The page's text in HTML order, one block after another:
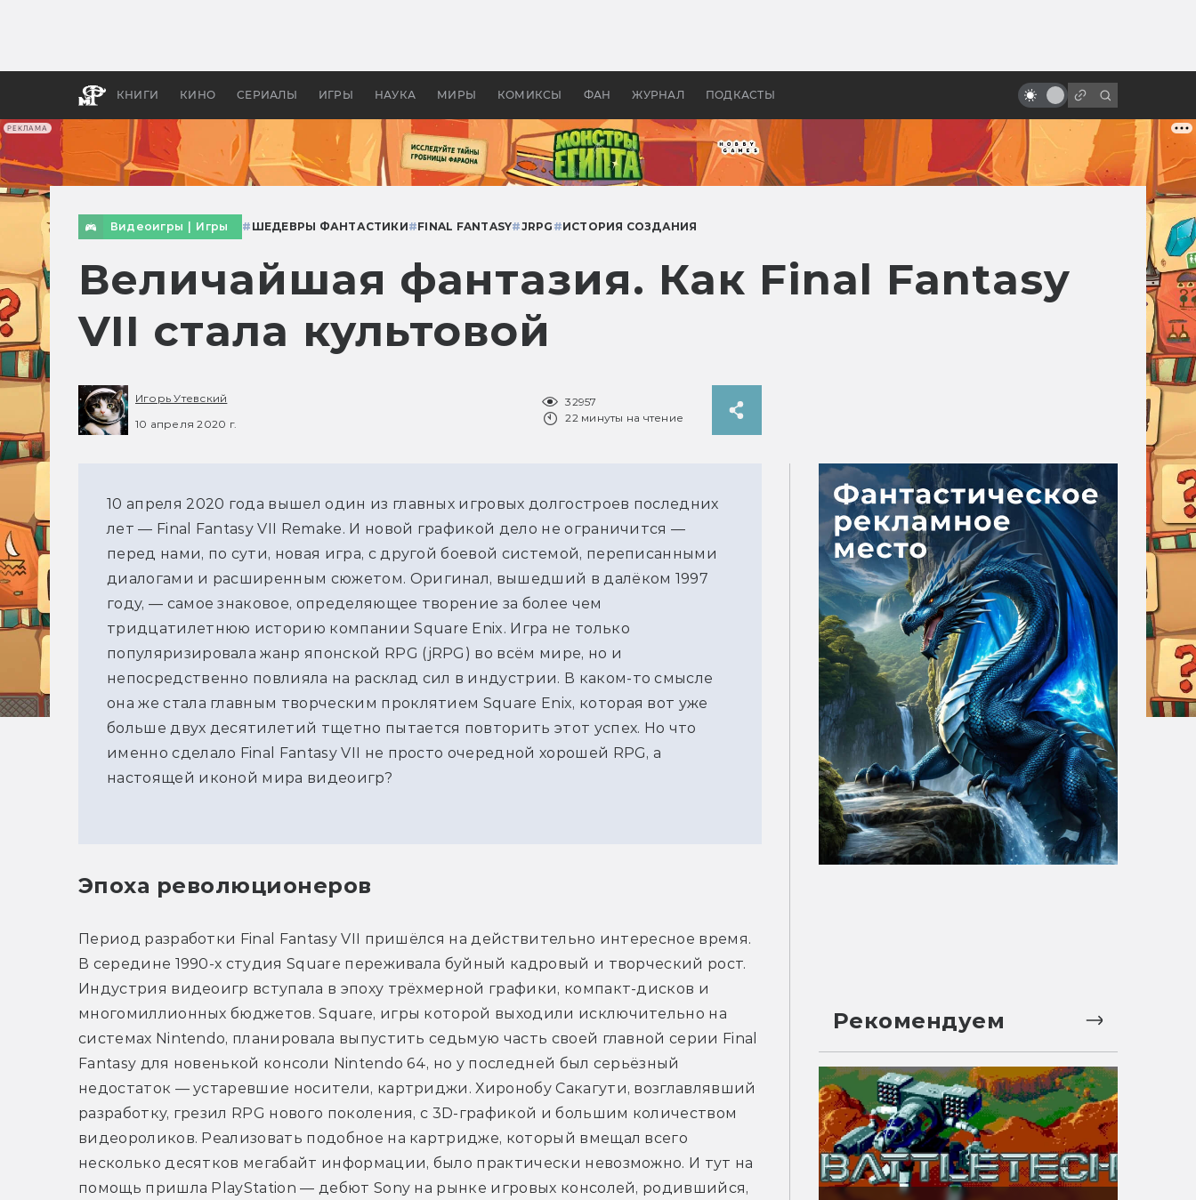
РЕКЛАМА
КНИГИ КИНО СЕРИАЛЫ ИГРЫ НАУКА МИРЫ КОМИКСЫ ФАН ЖУРНАЛ ПОДКАСТЫ
бы «Властелина колец»
Древней Грецией
собой
Видеоигры Игры # ШЕДЕВРЫ ФАНТАСТИКИ#FINAL FANTASY#JRPG #ИСТОРИЯ СОЗДАНИЯ
Величайшая фантазия. Как Final Fantasy
VII стала культовой
Игорь Утевский
10 апреля 2020 г.
32957
22 минуты на чтение
10 апреля 2020 года вышел один из главных игровых долгостроев последних
лет — Final Fantasy VII Remake. И новой графикой дело не ограничится —
перед нами, по сути, новая игра, с другой боевой системой, переписанными
диалогами и расширенным сюжетом. Оригинал, вышедший в далёком 1997
году, — самое знаковое, определяющее творение за более чем
тридцатилетнюю историю компании Square Enix. Игра не только
популяризировала жанр японской RPG (jRPG) во всём мире, но и
непосредственно повлияла на расклад сил в индустрии. В каком-то смысле
она же стала главным творческим проклятием Square Enix, которая вот уже
больше двух десятилетий тщетно пытается повторить этот успех. Но что
именно сделало Final Fantasy VII не просто очередной хорошей RPG, а
настоящей иконой мира видеоигр?
Эпоха революционеров
Период разработки Final Fantasy VII пришёлся на действительно интересное время.
В середине 1990-х студия Square переживала буйный кадровый и творческий рост.
Индустрия видеоигр вступала в эпоху трёхмерной графики, компакт-дисков и
многомиллионных бюджетов. Square, игры которой выходили исключительно на
системах Nintendo, планировала выпустить седьмую часть своей главной серии Final
Fantasy для новенькой консоли Nintendo 64, но у последней был серьёзный
недостаток — устаревшие носители, картриджи. Хиронобу Сакагути, возглавлявший
разработку, грезил RPG нового поколения, с 3D-графикой и большим количеством
видеороликов. Реализовать подобное на картридже, который вмещал всего
несколько десятков мегабайт информации, было практически невозможно. И тут на
помощь пришла PlayStation — дебют Sony на рынке игровых консолей, родившийся,
Рекомендуем